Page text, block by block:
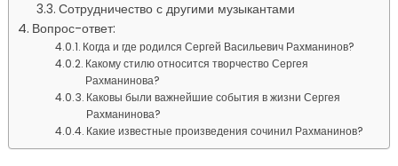
Сотрудничество с другими музыкантами
Вопрос-ответ:
Когда и где родился Сергей Васильевич Рахманинов?
Какому стилю относится творчество Сергея
Рахманинова?
Каковы были важнейшие события в жизни Сергея
Рахманинова?
Какие известные произведения сочинил Рахманинов?